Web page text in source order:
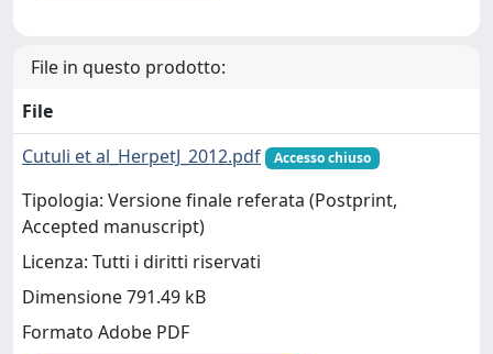
File in questo prodotto:
File
Cutuli et al_HerpetJ_2012.pdf
Accesso chiuso
Tipologia: Versione finale referata (Postprint,
Accepted manuscript)
Licenza: Tutti i diritti riservati
Dimensione 791.49 kB
Formato Adobe PDF